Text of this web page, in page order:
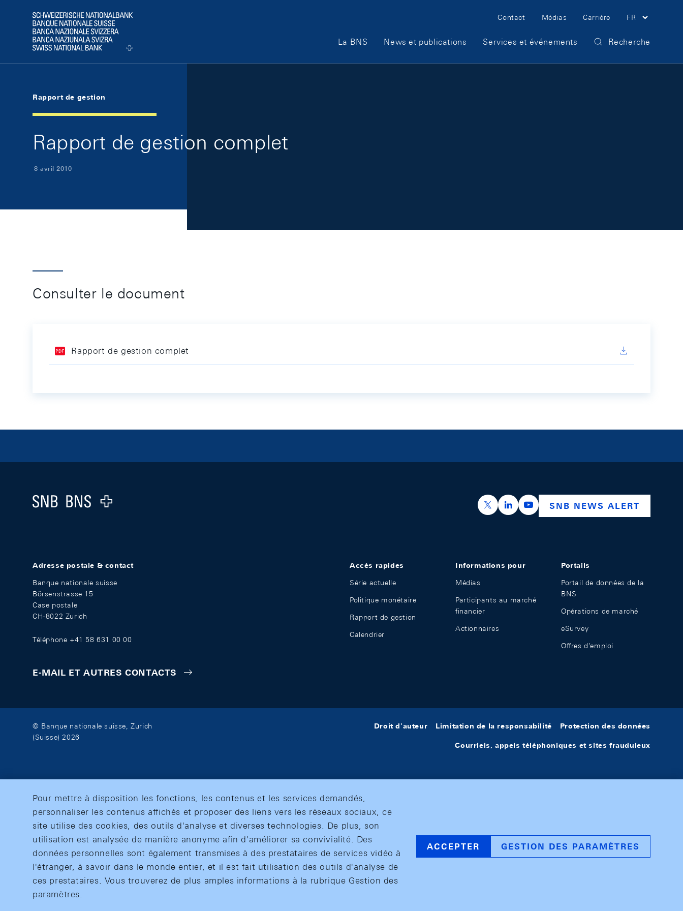
Logo
Meta Navigation
Contact Médias Carrière FR
Main Navigation
La BNS News et publications Services et événements Recherche
Rapport de gestion
Rapport de gestion complet
8 avril 2010
Consulter le document
Rapport de gestion complet
Logo
https://x.com/snb_bns
https://ch.linkedin.com/company/swiss-
https://www.youtube.com/
SNB NEWS ALERT
Adresse postale & contact
Banque nationale suisse
Börsenstrasse 15
Case postale
CH-8022 Zurich
Téléphone +41 58 631 00 00
E-MAIL ET AUTRES CONTACTS
Accès rapides
Série actuelle
Politique monétaire
Rapport de gestion
Calendrier
Informations pour
Médias
Participants au marché
financier
Actionnaires
Portails
Portail de données de la
BNS
Opérations de marché
eSurvey
Offres d'emploi
© Banque nationale suisse, Zurich
(Suisse) 2026
Droit d'auteur Limitation de la responsabilité Protection des données
Courriels, appels téléphoniques et sites frauduleux
Pour mettre à disposition les fonctions, les contenus et les services demandés,
personnaliser les contenus affichés et proposer des liens vers les réseaux sociaux, ce
site utilise des cookies, des outils d'analyse et diverses technologies. De plus, son
utilisation est analysée de manière anonyme afin d'améliorer sa convivialité. Des
données personnelles sont également transmises à des prestataires de services vidéo à
l'étranger, à savoir dans le monde entier, et il est fait utilisation des outils d'analyse de
ces prestataires. Vous trouverez de plus amples informations à la rubrique Gestion des
paramètres.
ACCEPTER GESTION DES PARAMÈTRES